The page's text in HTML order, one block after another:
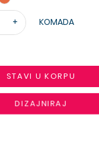
+ KOMADA
STAVI U KORPU
DIZAJNIRAJ